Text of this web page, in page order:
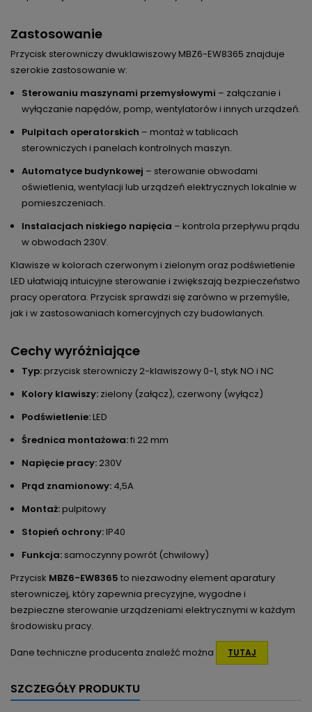
Zastosowanie
Przycisk sterowniczy dwuklawiszowy MBZ6-EW8365 znajduje
szerokie zastosowanie w:
Sterowaniu maszynami przemysłowymi – załączanie i
wyłączanie napędów, pomp, wentylatorów i innych urządzeń.
Pulpitach operatorskich – montaż w tablicach
sterowniczych i panelach kontrolnych maszyn.
Automatyce budynkowej – sterowanie obwodami
oświetlenia, wentylacji lub urządzeń elektrycznych lokalnie w
pomieszczeniach.
Instalacjach niskiego napięcia – kontrola przepływu prądu
w obwodach 230V.
Klawisze w kolorach czerwonym i zielonym oraz podświetlenie
LED ułatwiają intuicyjne sterowanie i zwiększają bezpieczeństwo
pracy operatora. Przycisk sprawdzi się zarówno w przemyśle,
jak i w zastosowaniach komercyjnych czy budowlanych.
Cechy wyróżniające
Typ:przycisk sterowniczy 2-klawiszowy 0-1, styk NO i NC
Kolory klawiszy: zielony (załącz), czerwony (wyłącz)
Podświetlenie:LED
Średnica montażowa:fi 22 mm
Napięcie pracy: 230V
Prąd znamionowy: 4,5A
Montaż:pulpitowy
Stopień ochrony:IP40
Funkcja: samoczynny powrót (chwilowy)
Przycisk MBZ6-EW8365 to niezawodny element aparatury
sterowniczej, który zapewnia precyzyjne, wygodne i
bezpieczne sterowanie urządzeniami elektrycznymi w każdym
środowisku pracy.
Dane techniczne producenta znaleźć można
TUTAJ
SZCZEGÓŁY PRODUKTU